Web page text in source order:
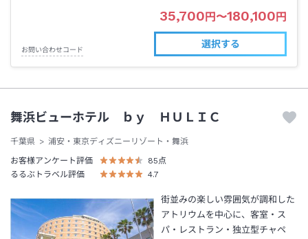
35,700円〜180,100円
お問い合わせコード
選択する
舞浜ビューホテル ｂｙ ＨＵＬＩＣ
千葉県
浦安・東京ディズニーリゾート・舞浜
お客様アンケート評価
85点
るるぶトラベル評価
4.7
街並みの楽しい雰囲気が調和した
アトリウムを中心に、客室・ス
パ・レストラン・独立型チャペ